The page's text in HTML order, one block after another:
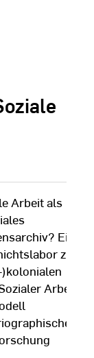
Arbeit als
Ein
zum
Arbeit